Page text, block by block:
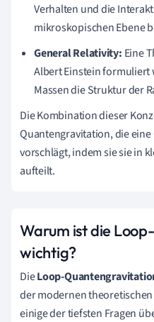
Verhalten und die
mikroskopischen Ebene
General Relativity: Eine
Albert Einstein
Massen die Struktur der
Die Kombination dieser
Quantengravitation, die
vorschlägt, indem sie sie in
aufteilt.
Warum ist die
wichtig?
DieLoop-
der modernen
einige der tiefsten Fragen